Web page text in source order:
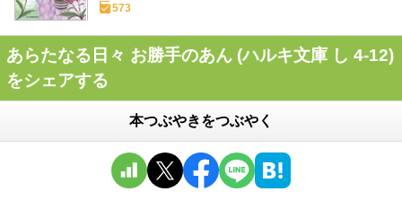
573
あらたなる日々 お勝手のあん (ハルキ文庫 し 4-12)
をシェアする
本つぶやきをつぶやく